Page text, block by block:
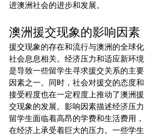
进澳洲社会的进步和发展。
澳洲援交现象的影响因素
援交现象的存在和流行与澳洲的全球化
社会息息相关。经济压力和适应新环境
是导致一些留学生寻求援交关系的主要
因素之一。同时，社会对援交的态度和
接受程度也在一定程度上推动了澳洲援
交现象的发展。影响因素描述经济压力
留学生面临着高昂的学费和生活费用，
在经济上承受着巨大的压力。一些学生